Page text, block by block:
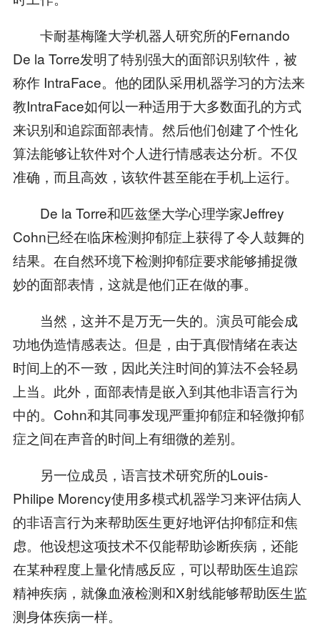
卡耐基梅隆大学机器人研究所的Fernando
De la Torre发明了特别强大的面部识别软件，被
称作 IntraFace。他的团队采用机器学习的方法来
教IntraFace如何以一种适用于大多数面孔的方式
来识别和追踪面部表情。然后他们创建了个性化
算法能够让软件对个人进行情感表达分析。不仅
准确，而且高效，该软件甚至能在手机上运行。
De la Torre和匹兹堡大学心理学家Jeffrey
Cohn已经在临床检测抑郁症上获得了令人鼓舞的
结果。在自然环境下检测抑郁症要求能够捕捉微
妙的面部表情，这就是他们正在做的事。
当然，这并不是万无一失的。演员可能会成
功地伪造情感表达。但是，由于真假情绪在表达
时间上的不一致，因此关注时间的算法不会轻易
上当。此外，面部表情是嵌入到其他非语言行为
中的。Cohn和其同事发现严重抑郁症和轻微抑郁
症之间在声音的时间上有细微的差别。
另一位成员，语言技术研究所的Louis-
Philipe Morency使用多模式机器学习来评估病人
的非语言行为来帮助医生更好地评估抑郁症和焦
虑。他设想这项技术不仅能帮助诊断疾病，还能
在某种程度上量化情感反应，可以帮助医生追踪
精神疾病，就像血液检测和X射线能够帮助医生监
测身体疾病一样。